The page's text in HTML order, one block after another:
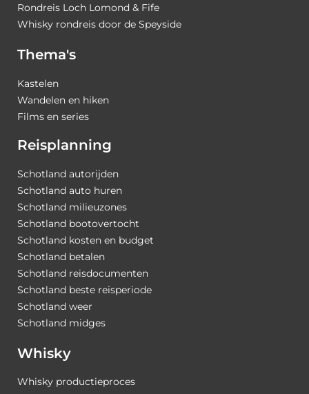
Rondreis Loch Lomond & Fife
Whisky rondreis door de Speyside
Thema's
Kastelen
Wandelen en hiken
Films en series
Reisplanning
Schotland autorijden
Schotland auto huren
Schotland milieuzones
Schotland bootovertocht
Schotland kosten en budget
Schotland betalen
Schotland reisdocumenten
Schotland beste reisperiode
Schotland weer
Schotland midges
Whisky
Whisky productieproces